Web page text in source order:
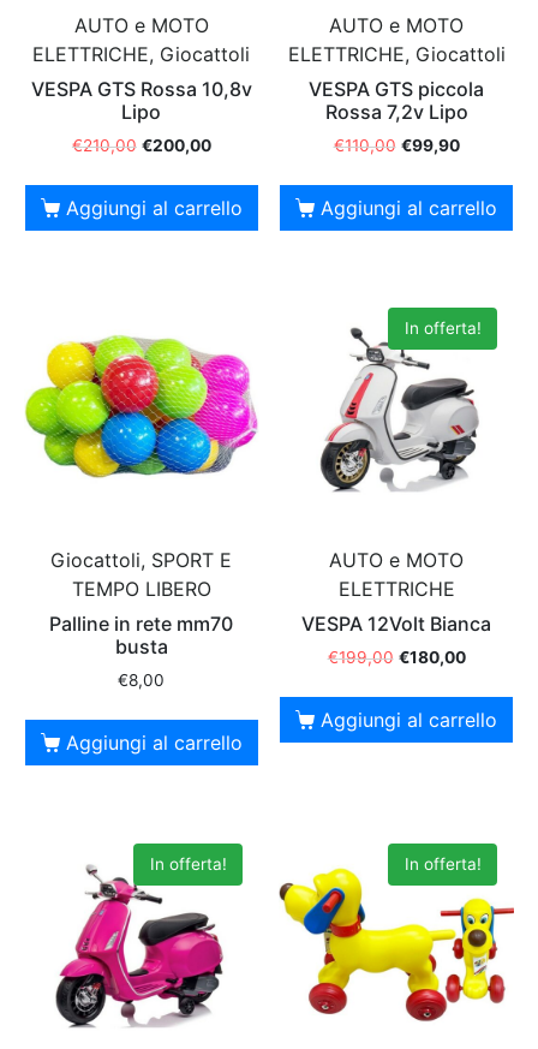
AUTO e MOTO
ELETTRICHE, Giocattoli
VESPA GTS Rossa 10,8v
Lipo
€210,00 €200,00
Aggiungi al carrello
AUTO e MOTO
ELETTRICHE, Giocattoli
VESPA GTS piccola
Rossa 7,2v Lipo
€110,00 €99,90
Aggiungi al carrello
Giocattoli, SPORT E
TEMPO LIBERO
Palline in rete mm70
busta
€8,00
Aggiungi al carrello
In offerta!
AUTO e MOTO
ELETTRICHE
VESPA 12Volt Bianca
€199,00 €180,00
Aggiungi al carrello
In offerta! In offerta!